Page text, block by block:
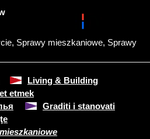
, Sprawy mieszkaniowe, Sprawy
Living & Building
etmek
Graditi i stanovati